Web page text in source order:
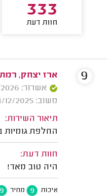
333
חוות דעת
ארז יצחק, רמת
אשרור: 15/03/2026
משוב: 14/12/2025
תיאור השירות:
החלפת
חוות דעת:
היה טוב מאד!
איכות 9 מחיר 9
9